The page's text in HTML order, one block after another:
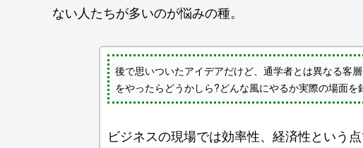
ない人たちが多いのが悩みの種。
後で思いついたアイデアだけど、通学者とは異なる客
をやったらどうかしら?どんな風にやるか実際の場面
ビジネスの現場では効率性、経済性という